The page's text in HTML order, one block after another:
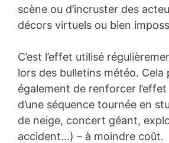
scène ou d’incruster des
décors virtuels ou bien
C’est l’effet utilisé
lors des bulletins météo. Cela
également de renforcer
d’une séquence tournée en
de neige, concert géant,
accident…) – à moindre coût.